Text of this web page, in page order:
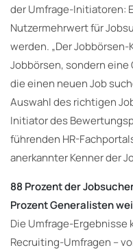
der Umfrage-Initiatoren:
Nutzermehrwert für
werden. „Der
Jobbörsen, sondern
die einen neuen Job
Auswahl des richtigen
Initiator des
führenden HR-
anerkannter Kenner der
88 Prozent der
Prozent Generalisten
Die Umfrage-Ergebnisse
Recruiting-Umfragen –